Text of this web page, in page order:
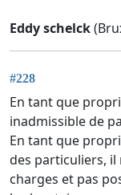
Eddy schelck
#228
En tant que
inadmissible de
En tant que
des particuliers, il
charges et pas